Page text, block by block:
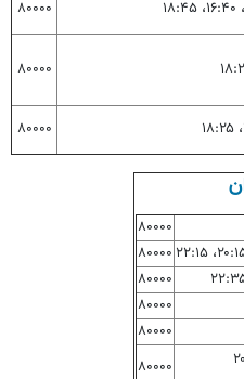
۸۰۰۰۰
۸۰۰۰۰
۸۰۰۰۰
۸۰۰۰۰
۸۰۰۰۰
۸۰۰۰۰
۸۰۰۰۰
۸۰۰۰۰
۸۰۰۰۰